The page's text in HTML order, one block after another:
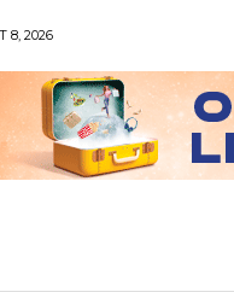
8, 2026